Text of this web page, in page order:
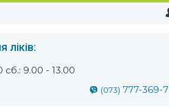
ліків:
сб.: 9.00 - 13.00
(073) 777-369-7